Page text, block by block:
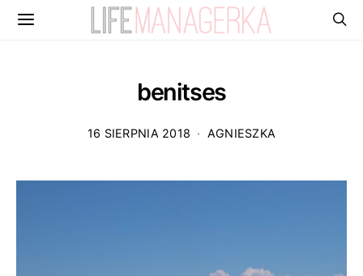
benitses
16 SIERPNIA 2018 AGNIESZKA